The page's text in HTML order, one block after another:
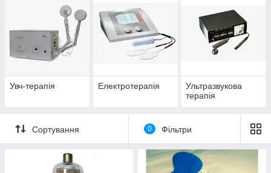
Увч-терапія Електротерапія
Ультразвукова
терапія
Сортування 0 Фільтри